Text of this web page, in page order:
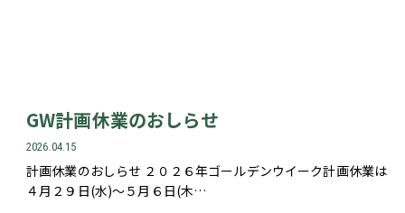
GW計画休業のおしらせ
2026.04.15
計画休業のおしらせ ２０２６年ゴールデンウイーク計画休業は
４月２９日(水)～５月６日(木…